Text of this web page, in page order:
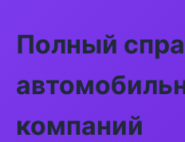
Полный
компаний